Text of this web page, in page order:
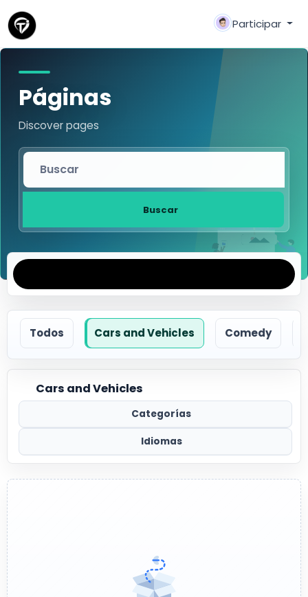
Participar
Páginas
Discover pages
Buscar
Todos Cars and Vehicles Comedy
Cars and Vehicles
Categorías
Idiomas